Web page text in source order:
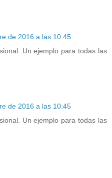
de 2016 a las 10:45
Un ejemplo para todas las
de 2016 a las 10:45
Un ejemplo para todas las